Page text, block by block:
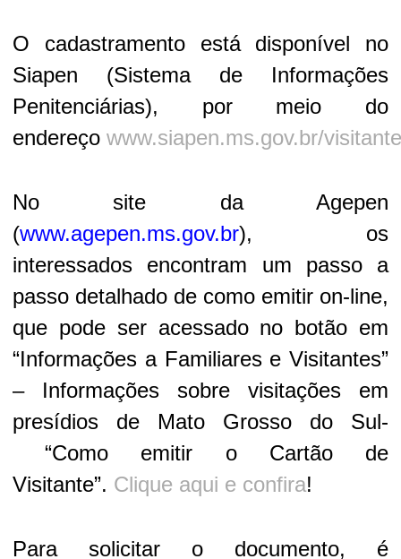
O cadastramento está disponível no
Siapen (Sistema de Informações
Penitenciárias), por meio do
endereço www.siapen.ms.gov.br/visitante
No site da Agepen
(www.agepen.ms.gov.br), os
interessados encontram um passo a
passo detalhado de como emitir on-line,
que pode ser acessado no botão em
“Informações a Familiares e Visitantes”
– Informações sobre visitações em
presídios de Mato Grosso do Sul-
“Como emitir o Cartão de
Visitante”. Clique aqui e confira!
Para solicitar o documento, é